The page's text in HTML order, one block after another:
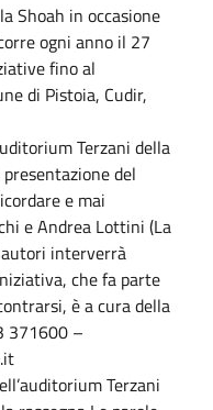
Shoah in occasione
ogni anno il 27
fino al
di Pistoia, Cudir,
Terzani della
del
e mai
e Andrea Lottini (La
interverrà
che fa parte
è a cura della
371600 –
Terzani